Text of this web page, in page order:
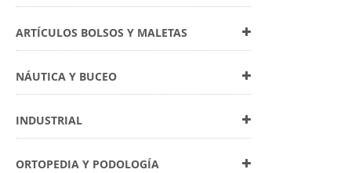
ARTÍCULOS BOLSOS Y MALETAS
NÁUTICA Y BUCEO
INDUSTRIAL
ORTOPEDIA Y PODOLOGÍA